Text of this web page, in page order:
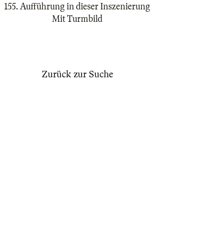
155. Aufführung in dieser Inszenierung
Mit Turmbild
Zurück zur Suche